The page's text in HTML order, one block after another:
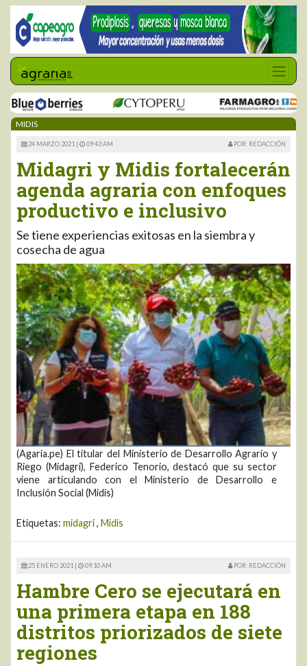
MIDIS
24 MARZO 2021 | 09:43 AM POR: REDACCIÓN
Midagri y Midis fortalecerán
agenda agraria con enfoques
productivo e inclusivo
Se tiene experiencias exitosas en la siembra y
cosecha de agua
(Agaria.pe) El titular del Ministerio de Desarrollo Agrario y
Riego (Midagri), Federico Tenorio, destacó que su sector
viene articulando con el Ministerio de Desarrollo e
Inclusión Social (Midis)
Etiquetas: midagri, Midis
25 ENERO 2021 | 09:10 AM POR: REDACCIÓN
Hambre Cero se ejecutará en
una primera etapa en 188
distritos priorizados de siete
regiones